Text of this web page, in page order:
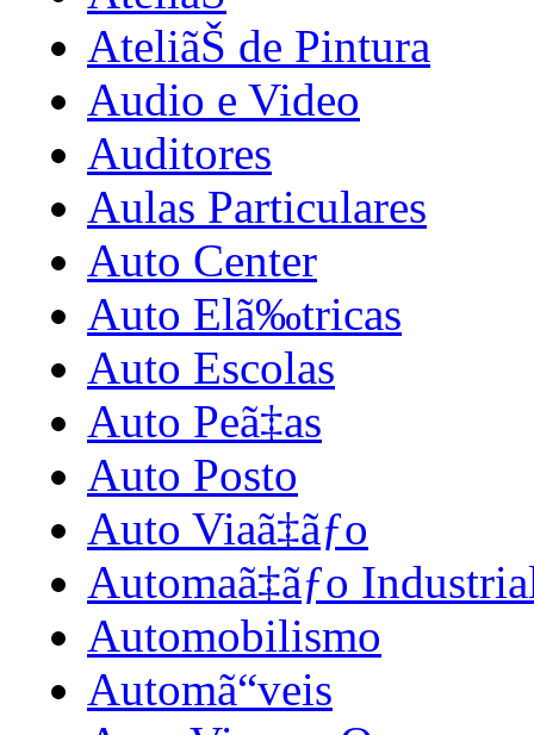
AteliãŠ de Pintura
Audio e Video
Auditores
Aulas Particulares
Auto Center
Auto Elã‰tricas
Auto Escolas
Auto Peã‡as
Auto Posto
Auto Viaã‡ãƒo
Automaã‡ãƒo
Automobilismo
Automã“veis